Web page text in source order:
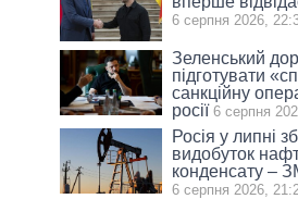
6 серпня 2026,
Зеленський
підготувати
санкційну
росії 6 серпня
Росія у липні
видобуток
конденсату –
6 серпня 2026,